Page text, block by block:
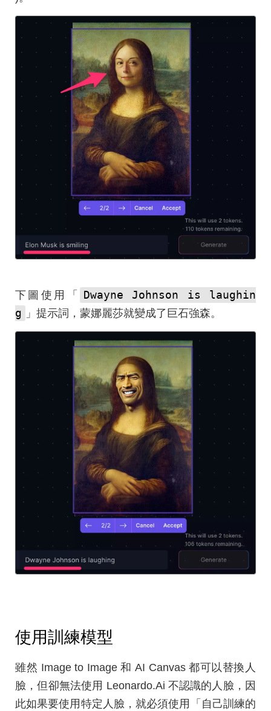
下圖使用「
Dwayne Johnson is laughin
g
」提示詞，蒙娜麗莎就變成了巨石強森。
使用訓練模型
雖然 Image to Image 和 AI Canvas 都可以替換人
臉，但卻無法使用 Leonardo.Ai 不認識的人臉，因
此如果要使用特定人臉，就必須使用「自己訓練的